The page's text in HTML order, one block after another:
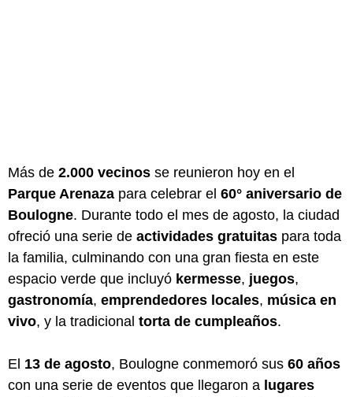
Más de 2.000 vecinos se reunieron hoy en el
Parque Arenaza para celebrar el 60° aniversario de
Boulogne. Durante todo el mes de agosto, la ciudad
ofreció una serie de actividades gratuitas para toda
la familia, culminando con una gran fiesta en este
espacio verde que incluyó kermesse, juegos,
gastronomía, emprendedores locales, música en
vivo, y la tradicional torta de cumpleaños.
El 13 de agosto, Boulogne conmemoró sus 60 años
con una serie de eventos que llegaron a lugares